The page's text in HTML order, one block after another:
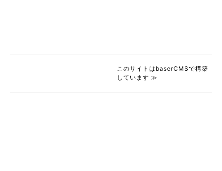
このサイトはbaserCMSで構築
しています ≫